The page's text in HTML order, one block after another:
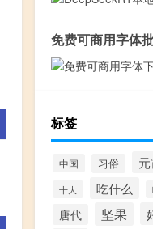
免费可商用字体
标签
中国 习俗
十大 吃什么
唐代 坚果